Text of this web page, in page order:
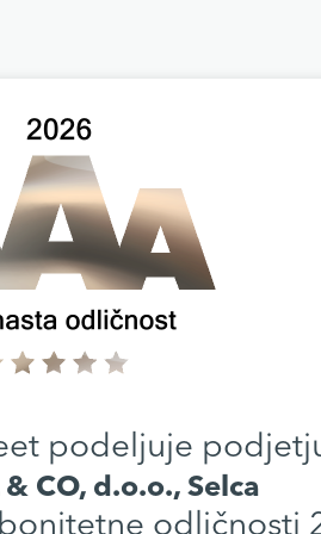
podeljuje
CO, d.o.o., Selca
odličnosti